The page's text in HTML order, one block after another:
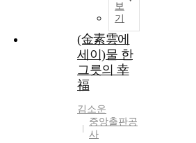
보
기
(金素雲에
세이)물 한
그릇의 幸
福
김소운
중앙출판공
사